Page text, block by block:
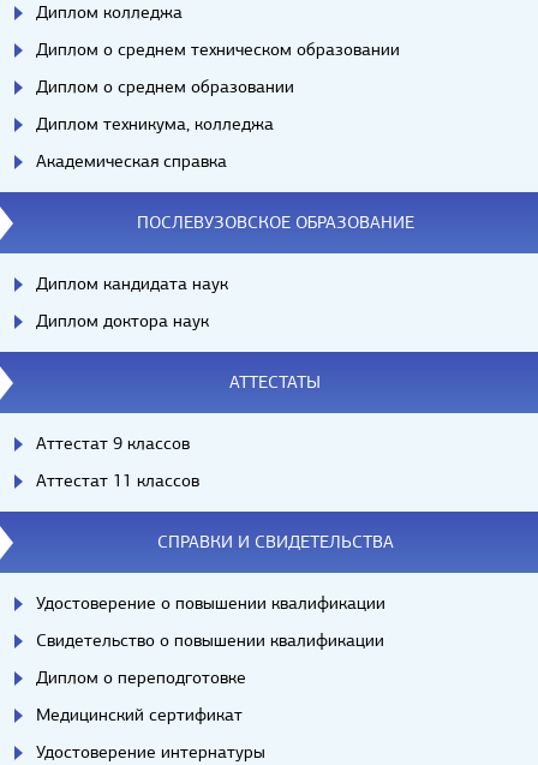
Диплом колледжа
Диплом о среднем техническом образовании
Диплом о среднем образовании
Диплом техникума, колледжа
Академическая справка
ПОСЛЕВУЗОВСКОЕ ОБРАЗОВАНИЕ
Диплом кандидата наук
Диплом доктора наук
АТТЕСТАТЫ
Аттестат 9 классов
Аттестат 11 классов
СПРАВКИ И СВИДЕТЕЛЬСТВА
Удостоверение о повышении квалификации
Свидетельство о повышении квалификации
Диплом о переподготовке
Медицинский сертификат
Удостоверение интернатуры